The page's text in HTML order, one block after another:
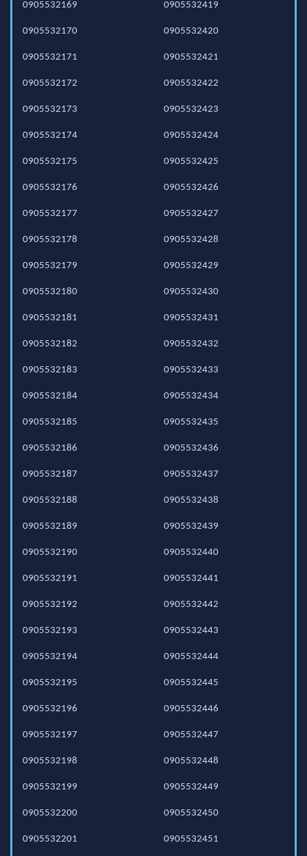
0905532169
0905532170
0905532171
0905532172
0905532173
0905532174
0905532175
0905532176
0905532177
0905532178
0905532179
0905532180
0905532181
0905532182
0905532183
0905532184
0905532185
0905532186
0905532187
0905532188
0905532189
0905532190
0905532191
0905532192
0905532193
0905532194
0905532195
0905532196
0905532197
0905532198
0905532199
0905532200
0905532201
0905532419
0905532420
0905532421
0905532422
0905532423
0905532424
0905532425
0905532426
0905532427
0905532428
0905532429
0905532430
0905532431
0905532432
0905532433
0905532434
0905532435
0905532436
0905532437
0905532438
0905532439
0905532440
0905532441
0905532442
0905532443
0905532444
0905532445
0905532446
0905532447
0905532448
0905532449
0905532450
0905532451